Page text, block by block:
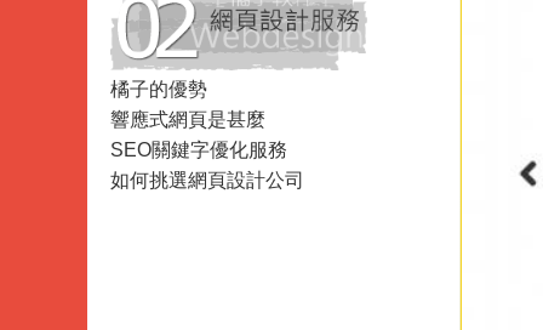
Analysis
橘子的優勢
響應式網頁是甚麼
SEO關鍵字優化服務
如何挑選網頁設計公司